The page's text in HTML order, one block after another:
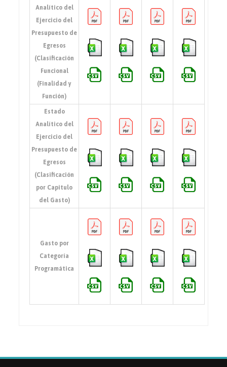
Analítico del
Ejercicio del
Presupuesto de
Egresos
(Clasificación
Funcional
(Finalidad y
Función)
Estado
Analítico del
Ejercicio del
Presupuesto de
Egresos
(Clasificación
por Capitulo
del Gasto)
Gasto por
Categoría
Programática